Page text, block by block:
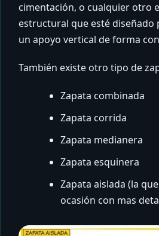
cimentación, o cualquier otro
estructural que esté
un apoyo vertical de forma
También existe otro tipo de
Zapata combinada
Zapata corrida
Zapata medianera
Zapata esquinera
Zapata aislada (la
ocasión con mas